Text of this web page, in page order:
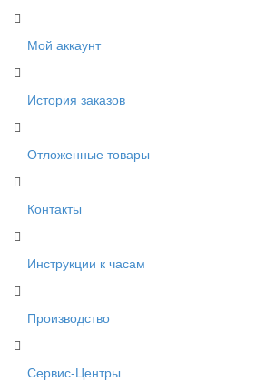
Мой аккаунт
История заказов
Отложенные товары
Контакты
Инструкции к часам
Производство
Сервис-Центры